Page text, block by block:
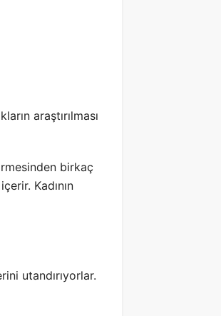
araştırılması
birkaç
Kadının
utandırıyorlar.